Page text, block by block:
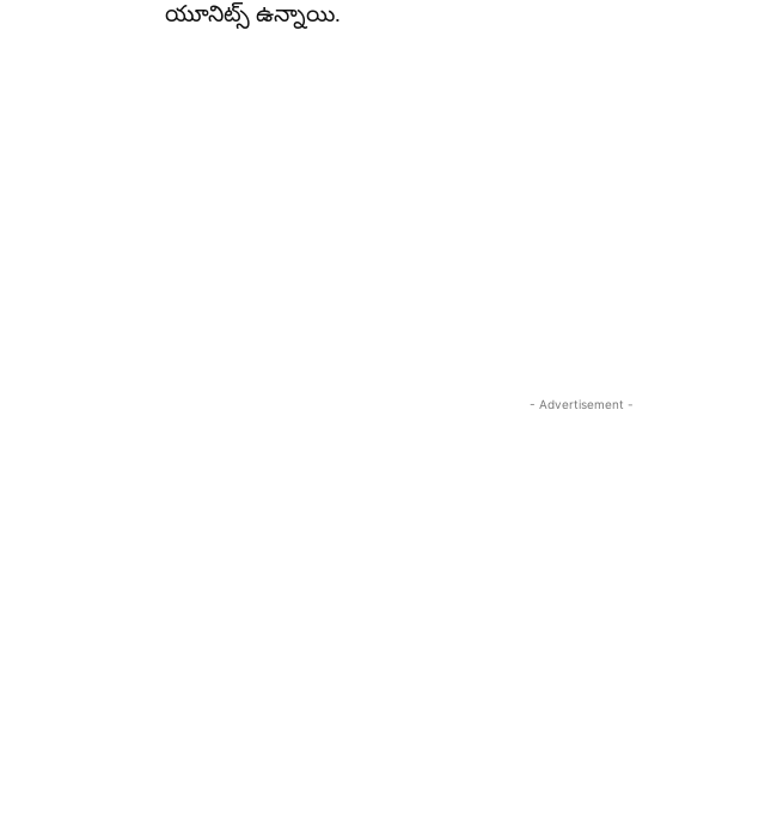
యూనిట్స్ ఉన్నాయి.
- Advertisement -